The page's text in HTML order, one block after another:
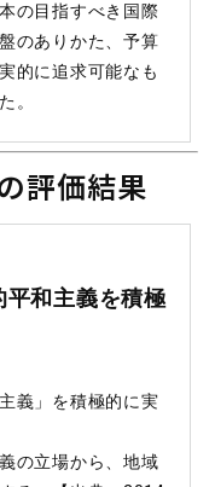
の目指すべき国際
のありかた、予算
的に追求可能なも
。
評価結果
平和主義を積極
義」を積極的に実
の立場から、地域